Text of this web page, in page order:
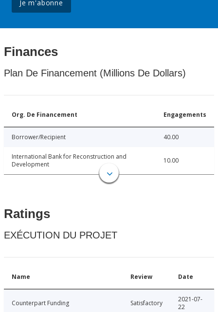
Je m'abonne
Finances
Plan De Financement (Millions De Dollars)
Org. De Financement Engagements
Borrower/Recipient 40.00
International Bank for Reconstruction and
Development
10.00
Ratings
EXÉCUTION DU PROJET
Name Review Date
Counterpart Funding Satisfactory
2021-07-
22